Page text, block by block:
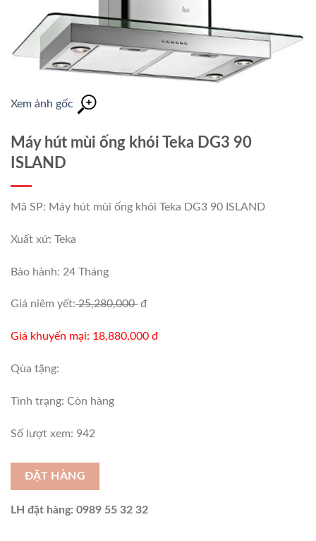
Xem ảnh gốc
Máy hút mùi ống khói Teka DG3 90
ISLAND
Mã SP: Máy hút mùi ống khói Teka DG3 90 ISLAND
Xuất xứ: Teka
Bảo hành: 24 Tháng
Giá niêm yết:25,280,000 đ
Giá khuyến mại: 18,880,000 đ
Qùa tặng:
Tình trạng: Còn hàng
Số lượt xem: 942
ĐẶT HÀNG
LH đặt hàng: 0989 55 32 32